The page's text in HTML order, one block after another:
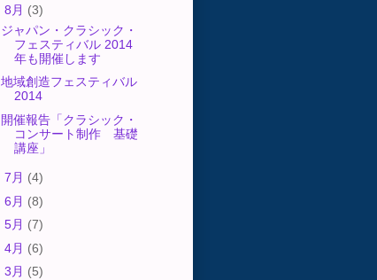
8月 (3)
ジャパン・クラシック・
フェスティバル 2014
年も開催します
地域創造フェスティバル
2014
開催報告「クラシック・
コンサート制作 基礎
講座」
7月 (4)
6月 (8)
5月 (7)
4月 (6)
3月 (5)